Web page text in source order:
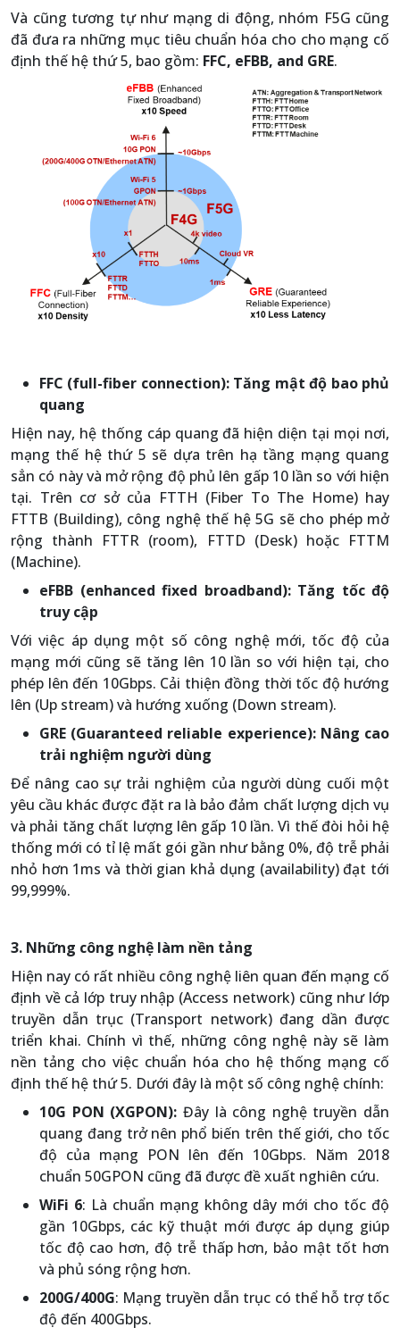
Và cũng tương tự như mạng di động, nhóm F5G cũng
đã đưa ra những mục tiêu chuẩn hóa cho cho mạng cố
định thế hệ thứ 5, bao gồm: FFC, eFBB, and GRE.
FFC (full-fiber connection): Tăng mật độ bao phủ
quang
Hiện nay, hệ thống cáp quang đã hiện diện tại mọi nơi,
mạng thế hệ thứ 5 sẽ dựa trên hạ tầng mạng quang
sẳn có này và mở rộng độ phủ lên gấp 10 lần so với hiện
tại. Trên cơ sở của FTTH (Fiber To The Home) hay
FTTB (Building), công nghệ thế hệ 5G sẽ cho phép mở
rộng thành FTTR (room), FTTD (Desk) hoặc FTTM
(Machine).
eFBB (enhanced fixed broadband): Tăng tốc độ
truy cập
Với việc áp dụng một số công nghệ mới, tốc độ của
mạng mới cũng sẽ tăng lên 10 lần so với hiện tại, cho
phép lên đến 10Gbps. Cải thiện đồng thời tốc độ hướng
lên (Up stream) và hướng xuống (Down stream).
GRE (Guaranteed reliable experience): Nâng cao
trải nghiệm người dùng
Để nâng cao sự trải nghiệm của người dùng cuối một
yêu cầu khác được đặt ra là bảo đảm chất lượng dịch vụ
và phải tăng chất lượng lên gấp 10 lần. Vì thế đòi hỏi hệ
thống mới có tỉ lệ mất gói gần như bằng 0%, độ trễ phải
nhỏ hơn 1ms và thời gian khả dụng (availability) đạt tới
99,999%.
3. Những công nghệ làm nền tảng
Hiện nay có rất nhiều công nghệ liên quan đến mạng cố
định về cả lớp truy nhập (Access network) cũng như lớp
truyền dẫn trục (Transport network) đang dần được
triển khai. Chính vì thế, những công nghệ này sẽ làm
nền tảng cho việc chuẩn hóa cho hệ thống mạng cố
định thế hệ thứ 5. Dưới đây là một số công nghệ chính:
10G PON (XGPON): Đây là công nghệ truyền dẫn
quang đang trở nên phổ biến trên thế giới, cho tốc
độ của mạng PON lên đến 10Gbps. Năm 2018
chuẩn 50GPON cũng đã được đề xuất nghiên cứu.
WiFi 6: Là chuẩn mạng không dây mới cho tốc độ
gần 10Gbps, các kỹ thuật mới được áp dụng giúp
tốc độ cao hơn, độ trễ thấp hơn, bảo mật tốt hơn
và phủ sóng rộng hơn.
200G/400G: Mạng truyền dẫn trục có thể hỗ trợ tốc
độ đến 400Gbps.